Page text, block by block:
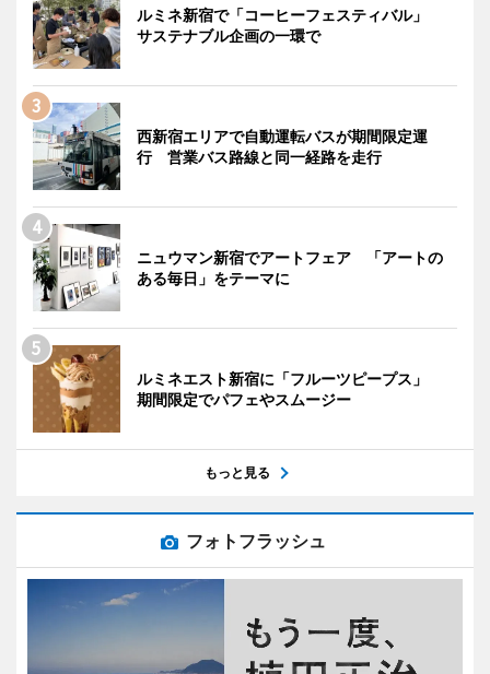
ルミネ新宿で「コーヒーフェスティバル」
サステナブル企画の一環で
西新宿エリアで自動運転バスが期間限定運
行 営業バス路線と同一経路を走行
ニュウマン新宿でアートフェア 「アートの
ある毎日」をテーマに
ルミネエスト新宿に「フルーツピープス」
期間限定でパフェやスムージー
もっと見る
フォトフラッシュ